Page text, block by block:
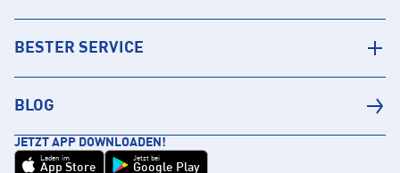
BESTER SERVICE
BLOG
JETZT APP DOWNLOADEN!
Laden im
App Store
Jetzt bei
Google Play